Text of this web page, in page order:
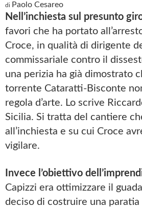
di Paolo Cesareo
Nell’inchiesta sul presunto
favori che ha portato
Croce, in qualità di dirigente
commissariale contro il
una perizia ha già dimostrato
torrente Cataratti-Bisconte
regola d’arte. Lo scrive
Sicilia. Si tratta del cantiere
all’inchiesta e su cui Croce
vigilare.
Invece l’obiettivo
Capizzi era ottimizzare il
deciso di costruire una paratia